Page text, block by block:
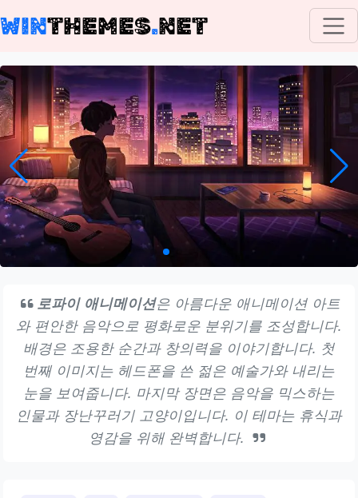
WINTHEMES.NET
로파이 애니메이션은 아름다운 애니메이션 아트
와 편안한 음악으로 평화로운 분위기를 조성합니다.
배경은 조용한 순간과 창의력을 이야기합니다. 첫
번째 이미지는 헤드폰을 쓴 젊은 예술가와 내리는
눈을 보여줍니다. 마지막 장면은 음악을 믹스하는
인물과 장난꾸러기 고양이입니다. 이 테마는 휴식과
영감을 위해 완벽합니다.